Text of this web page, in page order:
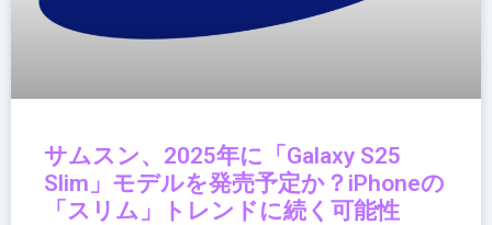
サムスン、2025年に「Galaxy S25
Slim」モデルを発売予定か？iPhoneの
「スリム」トレンドに続く可能性